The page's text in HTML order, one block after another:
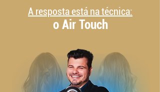
A resposta está na técnica:
o Air Touch